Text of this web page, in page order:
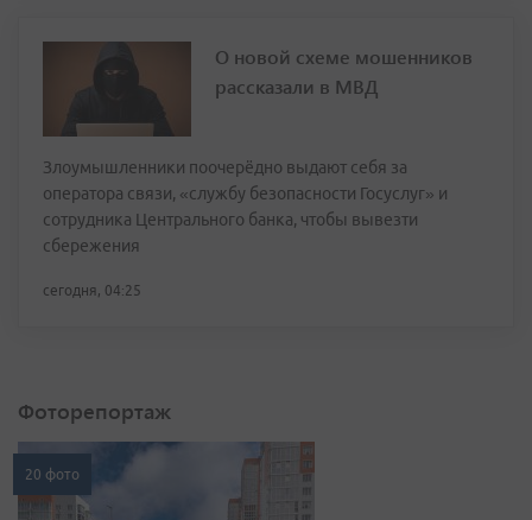
О новой схеме мошенников
рассказали в МВД
Злоумышленники поочерёдно выдают себя за
оператора связи, «службу безопасности Госуслуг» и
сотрудника Центрального банка, чтобы вывезти
сбережения
сегодня, 04:25
Фоторепортаж
20 фото